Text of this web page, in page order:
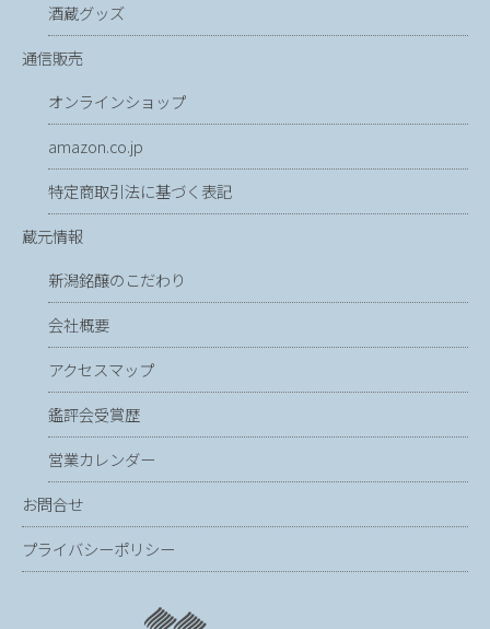
酒蔵グッズ
通信販売
オンラインショップ
amazon.co.jp
特定商取引法に基づく表記
蔵元情報
新潟銘醸のこだわり
会社概要
アクセスマップ
鑑評会受賞歴
営業カレンダー
お問合せ
プライバシーポリシー